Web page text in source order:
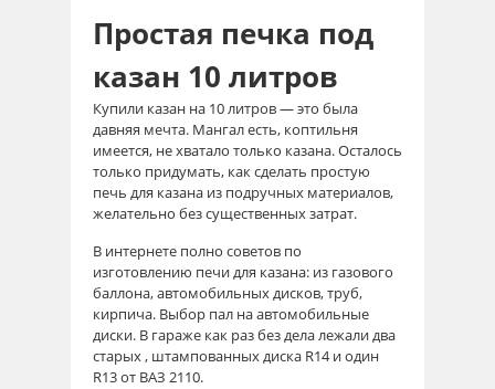
Простая печка под
казан 10 литров
Купили казан на 10 литров — это была
давняя мечта. Мангал есть, коптильня
имеется, не хватало только казана. Осталось
только придумать, как сделать простую
печь для казана из подручных материалов,
желательно без существенных затрат.
В интернете полно советов по
изготовлению печи для казана: из газового
баллона, автомобильных дисков, труб,
кирпича. Выбор пал на автомобильные
диски. В гараже как раз без дела лежали два
старых , штампованных диска R14 и один
R13 от ВАЗ 2110.